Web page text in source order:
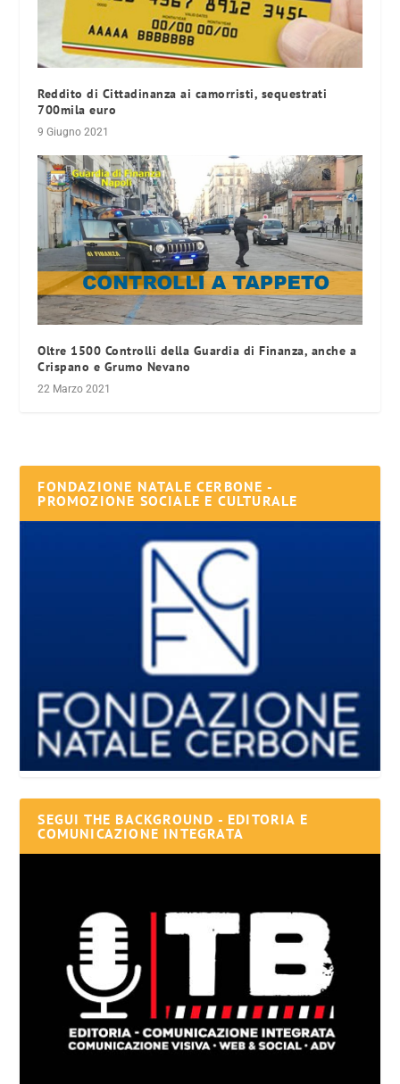
Reddito di Cittadinanza ai camorristi, sequestrati
700mila euro
9 Giugno 2021
Oltre 1500 Controlli della Guardia di Finanza, anche a
Crispano e Grumo Nevano
22 Marzo 2021
FONDAZIONE NATALE CERBONE -
PROMOZIONE SOCIALE E CULTURALE
SEGUI THE BACKGROUND - EDITORIA E
COMUNICAZIONE INTEGRATA